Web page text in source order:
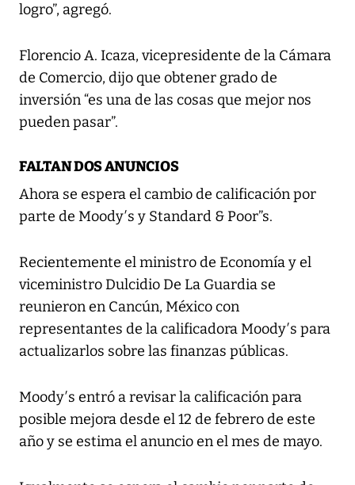
logro”, agregó.
Florencio A. Icaza, vicepresidente de la Cámara
de Comercio, dijo que obtener grado de
inversión “es una de las cosas que mejor nos
pueden pasar”.
FALTAN DOS ANUNCIOS
Ahora se espera el cambio de calificación por
parte de Moody′s y Standard & Poor”s.
Recientemente el ministro de Economía y el
viceministro Dulcidio De La Guardia se
reunieron en Cancún, México con
representantes de la calificadora Moody′s para
actualizarlos sobre las finanzas públicas.
Moody′s entró a revisar la calificación para
posible mejora desde el 12 de febrero de este
año y se estima el anuncio en el mes de mayo.